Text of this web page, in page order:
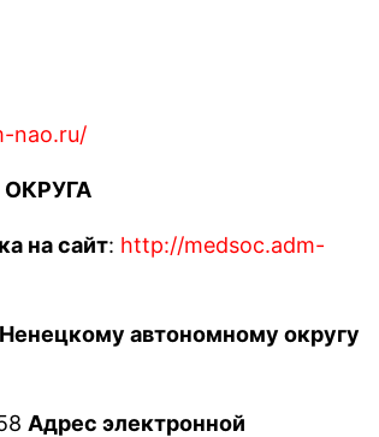
nao.ru/
на сайт: http://medsoc.adm-
автономному округу
Адрес электронной